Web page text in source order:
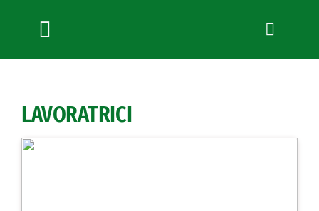
Toggle
Navigation
News
Bandi
LAVORATRICI